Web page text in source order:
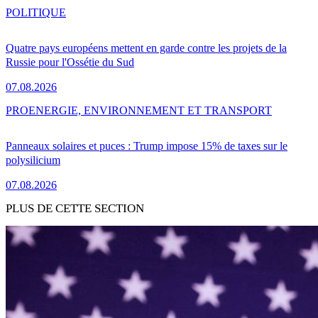
Quatre pays européens mettent en garde contre les projets de la
Russie pour l'Ossétie du Sud
07.08.2026
POLITIQUE
Panneaux solaires et puces : Trump impose 15% de taxes sur le
polysilicium
07.08.2026
PROENERGIE, ENVIRONNEMENT ET TRANSPORT
PLUS DE CETTE SECTION